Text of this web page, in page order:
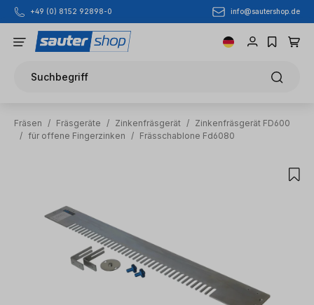
Zum Hauptinhalt springen
+49 (0) 8152 92898-0 info@sautershop.de
Suchbegriff
Fräsen / Fräsgeräte / Zinkenfräsgerät / Zinkenfräsgerät FD600
/ für offene Fingerzinken / Frässchablone Fd6080